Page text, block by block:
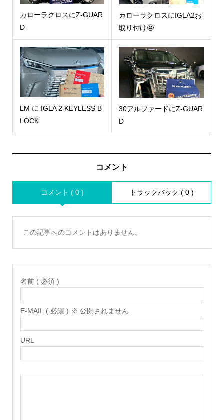
カローラクロスにZ-GUAR
D
カローラクロスにIGLA2お
取り付け🤩
LM に IGLA 2 KEYLESS B
LOCK
30アルファードにZ-GUAR
D
コメント
コメント ( 0 ) トラックバック ( 0 )
この記事へのコメントはありません。
名前 ( 必須 )
E-MAIL ( 必須 ) ※ 公開されません
URL